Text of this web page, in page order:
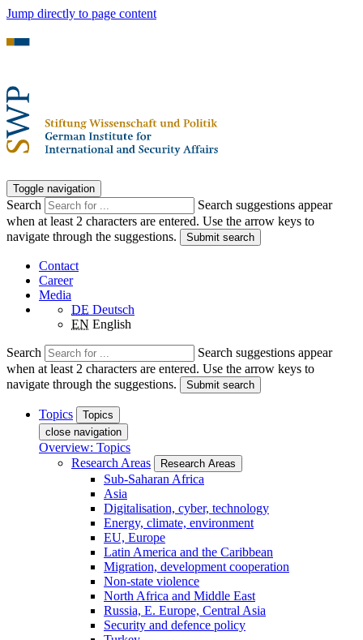
Jump directly to page content
Toggle navigation
Search
Search suggestions appear
when at least 2 characters are entered. Use the arrow keys to
navigate through the suggestions.
Submit search
Contact
Career
Media
DE Deutsch
EN English
Search
Search suggestions appear
when at least 2 characters are entered. Use the arrow keys to
navigate through the suggestions.
Submit search
Topics
Topics
close navigation
Overview: Topics
Research Areas
Research Areas
Sub-Saharan Africa
Asia
Digitalisation, cyber, technology
Energy, climate, environment
EU, Europe
Latin America and the Caribbean
Migration, development cooperation
Non-state violence
North Africa and Middle East
Russia, E. Europe, Central Asia
Security and defence policy